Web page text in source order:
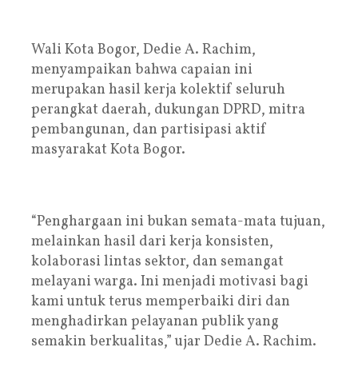
Wali Kota Bogor, Dedie A. Rachim,
menyampaikan bahwa capaian ini
merupakan hasil kerja kolektif seluruh
perangkat daerah, dukungan DPRD, mitra
pembangunan, dan partisipasi aktif
masyarakat Kota Bogor.
“Penghargaan ini bukan semata-mata tujuan,
melainkan hasil dari kerja konsisten,
kolaborasi lintas sektor, dan semangat
melayani warga. Ini menjadi motivasi bagi
kami untuk terus memperbaiki diri dan
menghadirkan pelayanan publik yang
semakin berkualitas,” ujar Dedie A. Rachim.